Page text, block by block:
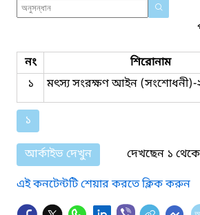
নং শিরোনাম
১
মৎস্য সংরক্ষণ আইন (সংশোধনী)-
১
আর্কাইভ দেখুন
দেখছেন ১ থেকে
এই কনটেন্টটি শেয়ার করতে ক্লিক করুন